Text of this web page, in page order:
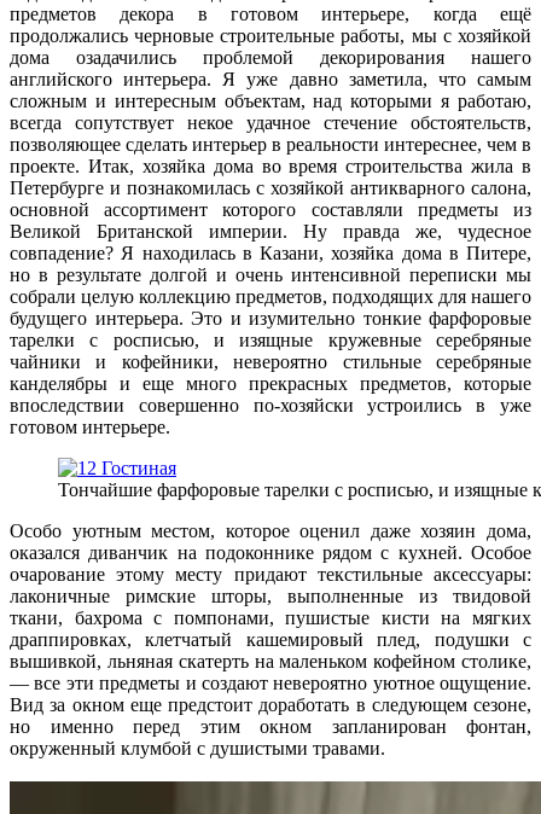
предметов декора в готовом интерьере, когда ещё
продолжались черновые строительные работы, мы с хозяйкой
дома озадачились проблемой декорирования нашего
английского интерьера. Я уже давно заметила, что самым
сложным и интересным объектам, над которыми я работаю,
всегда сопутствует некое удачное стечение обстоятельств,
позволяющее сделать интерьер в реальности интереснее, чем в
проекте. Итак, хозяйка дома во время строительства жила в
Петербурге и познакомилась с хозяйкой антикварного салона,
основной ассортимент которого составляли предметы из
Великой Британской империи. Ну правда же, чудесное
совпадение? Я находилась в Казани, хозяйка дома в Питере,
но в результате долгой и очень интенсивной переписки мы
собрали целую коллекцию предметов, подходящих для нашего
будущего интерьера. Это и изумительно тонкие фарфоровые
тарелки с росписью, и изящные кружевные серебряные
чайники и кофейники, невероятно стильные серебряные
канделябры и еще много прекрасных предметов, которые
впоследствии совершенно по-хозяйски устроились в уже
готовом интерьере.
Тончайшие фарфоровые тарелки с росписью, и изящные
Особо уютным местом, которое оценил даже хозяин дома,
оказался диванчик на подоконнике рядом с кухней. Особое
очарование этому месту придают текстильные аксессуары:
лаконичные римские шторы, выполненные из твидовой
ткани, бахрома с помпонами, пушистые кисти на мягких
драппировках, клетчатый кашемировый плед, подушки с
вышивкой, льняная скатерть на маленьком кофейном столике,
— все эти предметы и создают невероятно уютное ощущение.
Вид за окном еще предстоит доработать в следующем сезоне,
но именно перед этим окном запланирован фонтан,
окруженный клумбой с душистыми травами.